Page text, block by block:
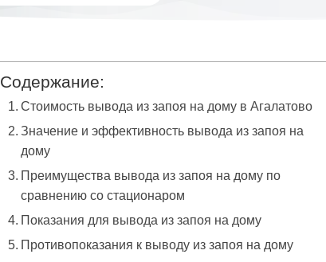
Содержание:
Стоимость вывода из запоя на дому в Агалатово
Значение и эффективность вывода из запоя на
дому
Преимущества вывода из запоя на дому по
сравнению со стационаром
Показания для вывода из запоя на дому
Противопоказания к выводу из запоя на дому